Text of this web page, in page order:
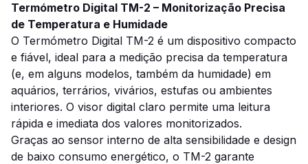
Termómetro Digital TM-2 – Monitorização Precisa
de Temperatura e Humidade
O Termómetro Digital TM-2 é um dispositivo compacto
e fiável, ideal para a medição precisa da temperatura
(e, em alguns modelos, também da humidade) em
aquários, terrários, vivários, estufas ou ambientes
interiores. O visor digital claro permite uma leitura
rápida e imediata dos valores monitorizados.
Graças ao sensor interno de alta sensibilidade e design
de baixo consumo energético, o TM-2 garante